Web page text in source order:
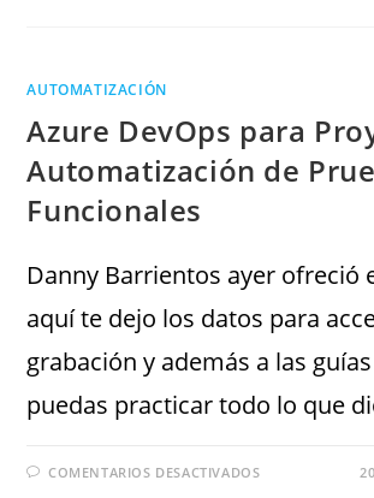
AUTOMATIZACIÓN
Azure DevOps para
Automatización de
Funcionales
Danny Barrientos ayer ofreció
aquí te dejo los datos para
grabación y además a las
puedas practicar todo lo que
COMENTARIOS DESACTIVADOS